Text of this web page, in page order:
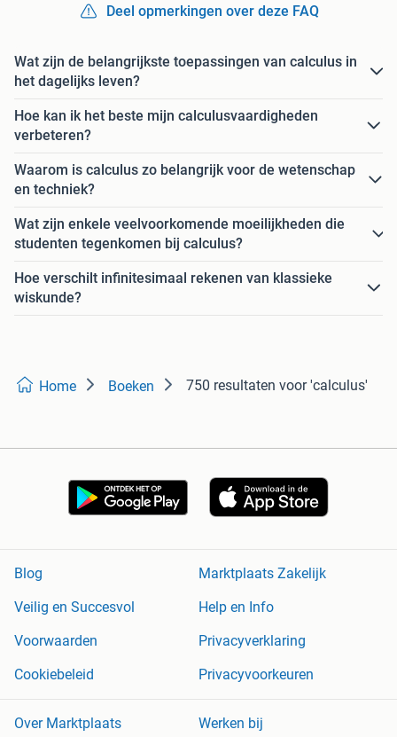
Deel opmerkingen over deze FAQ
Wat zijn de belangrijkste toepassingen van calculus in
het dagelijks leven?
Hoe kan ik het beste mijn calculusvaardigheden
verbeteren?
Waarom is calculus zo belangrijk voor de wetenschap
en techniek?
Wat zijn enkele veelvoorkomende moeilijkheden die
studenten tegenkomen bij calculus?
Hoe verschilt infinitesimaal rekenen van klassieke
wiskunde?
Home Boeken 750 resultaten voor 'calculus'
Blog
Marktplaats Zakelijk
Veilig en Succesvol
Help en Info
Voorwaarden
Privacyverklaring
Cookiebeleid
Privacyvoorkeuren
Over Marktplaats Werken bij